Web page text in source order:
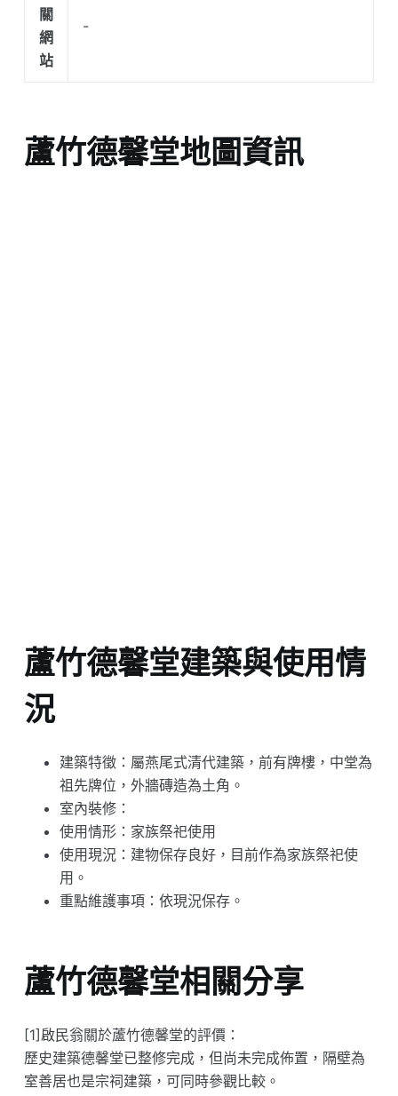
關
網
站
-
蘆竹德馨堂地圖資訊
蘆竹德馨堂建築與使用情
況
建築特徵：屬燕尾式清代建築，前有牌樓，中堂為
祖先牌位，外牆磚造為土角。
室內裝修：
使用情形：家族祭祀使用
使用現況：建物保存良好，目前作為家族祭祀使
用。
重點維護事項：依現況保存。
蘆竹德馨堂相關分享
[1]啟民翁關於蘆竹德馨堂的評價：
歷史建築德馨堂已整修完成，但尚未完成佈置，隔壁為
室善居也是宗祠建築，可同時參觀比較。